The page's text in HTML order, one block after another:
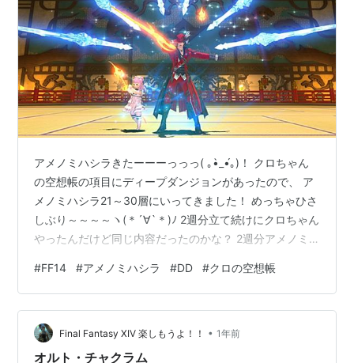
アメノミハシラきたーーーっっっ( ｡•̀_•́｡)！ クロちゃん
の空想帳の項目にディープダンジョンがあったので、 ア
メノミハシラ21～30層にいってきました！ めっちゃひさ
しぶり～～～～ヽ(＊´∀`＊)ﾉ 2週分立て続けにクロちゃん
やったんだけど同じ内容だったのかな？ 2週分アメノミ
通ったので武器防具の強化レベルもMAXなんだけど、 ア
メノミハシラはまだまだなので強化バシバシできるよ
～！ うれし～～～いヽ(＊´∀`＊)ﾉ クロちゃんやるで～と
いうときは、空想帳の内容をPuruに伝えて、 そこから簡
単なやつをピックアップして連れてっても…
#FF14 #アメノミハシラ #DD #クロの空想帳
Final Fantasy XIV 楽しもうよ！！ • 1年前
オルト・チャクラム